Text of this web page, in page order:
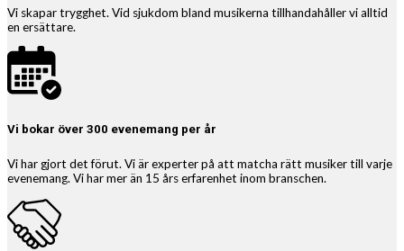
Vi skapar trygghet. Vid sjukdom bland musikerna tillhandahåller vi alltid
en ersättare.
Vi bokar över 300 evenemang per år
Vi har gjort det förut. Vi är experter på att matcha rätt musiker till varje
evenemang. Vi har mer än 15 års erfarenhet inom branschen.